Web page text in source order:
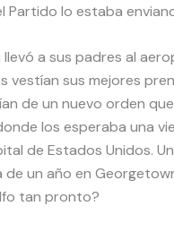
Partido lo estaba
llevó a sus padres al
vestían sus mejores
de un nuevo orden
los esperaba una
de Estados Unidos.
un año en
tan pronto?